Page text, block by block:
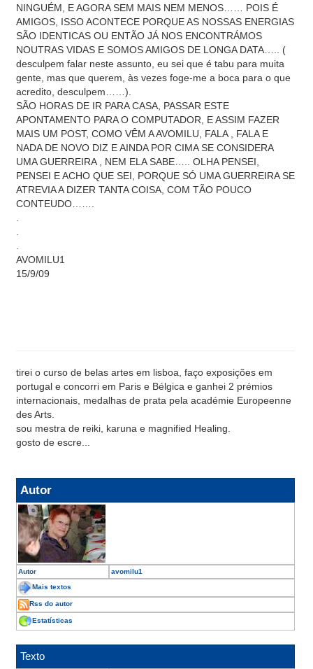
NINGUÉM, E AGORA SEM MAIS NEM MENOS…… POIS É
AMIGOS, ISSO ACONTECE PORQUE AS NOSSAS ENERGIAS
SÃO IDENTICAS OU ENTÃO JÁ NOS ENCONTRÁMOS
NOUTRAS VIDAS E SOMOS AMIGOS DE LONGA DATA….. (
desculpem falar neste assunto, eu sei que é tabu para muita
gente, mas que querem, às vezes foge-me a boca para o que
acredito, desculpem……).
SÃO HORAS DE IR PARA CASA, PASSAR ESTE
APONTAMENTO PARA O COMPUTADOR, E ASSIM FAZER
MAIS UM POST, COMO VÊM A AVOMILU, FALA , FALA E
NADA DE NOVO DIZ E AINDA POR CIMA SE CONSIDERA
UMA GUERREIRA , NEM ELA SABE….. OLHA PENSEI,
PENSEI E ACHO QUE SEI, PORQUE SÓ UMA GUERREIRA SE
ATREVIA A DIZER TANTA COISA, COM TÃO POUCO
CONTEUDO…….
AVOMILU1
15/9/09
tirei o curso de belas artes em lisboa, faço exposições em
portugal e concorri em Paris e Bélgica e ganhei 2 prémios
internacionais, medalhas de prata pela académie Europeenne
des Arts.
sou mestra de reiki, karuna e magnified Healing.
gosto de escre...
Autor
Autor avomilu1
Mais textos
Rss do autor
Estatísticas
Texto